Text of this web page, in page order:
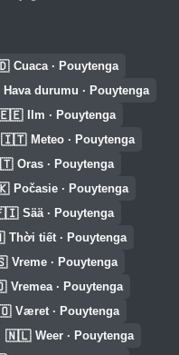
Cuaca · Pouytenga
Hava durumu · Pouytenga
Ilm · Pouytenga
🇮🇹 Meteo · Pouytenga
Oras · Pouytenga
Počasie · Pouytenga
Sää · Pouytenga
Thời tiết · Pouytenga
Vreme · Pouytenga
Vremea · Pouytenga
Været · Pouytenga
🇳🇱 Weer · Pouytenga